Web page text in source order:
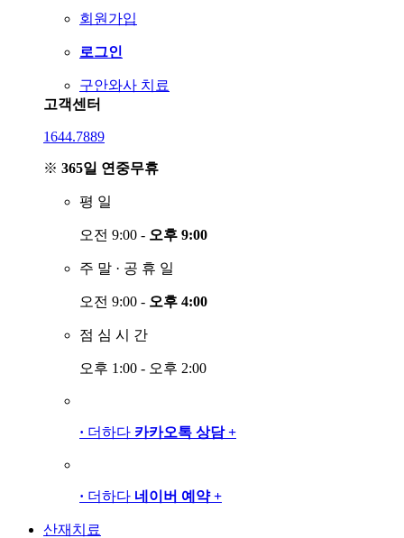
회원가입
로그인
구안와사 치료
고객센터
1644.7889
※ 365일 연중무휴
평 일
오전 9:00 - 오후 9:00
주 말 · 공 휴 일
오전 9:00 - 오후 4:00
점 심 시 간
오후 1:00 - 오후 2:00
· 더하다 카카오톡 상담 +
· 더하다 네이버 예약 +
산재치료